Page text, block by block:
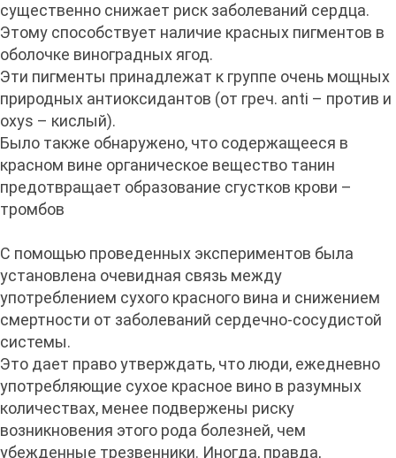
существенно снижает риск заболеваний сердца.
Этому способствует наличие красных пигментов в
оболочке виноградных ягод.
Эти пигменты принадлежат к группе очень мощных
природных антиоксидантов (от греч. anti – против и
oxys – кислый).
Было также обнаружено, что содержащееся в
красном вине органическое вещество танин
предотвращает образование сгустков крови –
тромбов
С помощью проведенных экспериментов была
установлена очевидная связь между
употреблением сухого красного вина и снижением
смертности от заболеваний сердечно-сосудистой
системы.
Это дает право утверждать, что люди, ежедневно
употребляющие сухое красное вино в разумных
количествах, менее подвержены риску
возникновения этого рода болезней, чем
убежденные трезвенники. Иногда, правда,